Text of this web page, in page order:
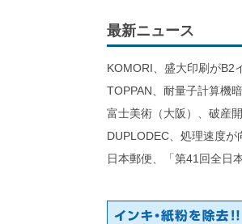
最新ニュース
KOMORI、盛大印刷がB2
TOPPAN、耐量子計算機
富士美術（大阪）、破産
DUPLODEC、処理速度
日本郵便、「第41回全日